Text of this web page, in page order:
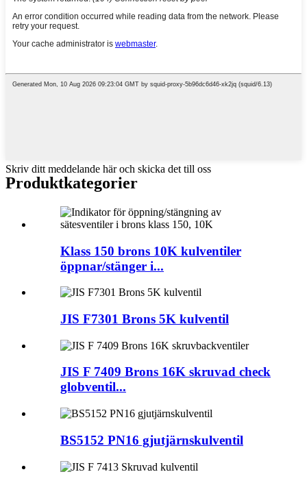
Skriv ditt meddelande här och skicka det till oss
Produktkategorier
Klass 150 brons 10K kulventiler
öppnar/stänger i...
JIS F7301 Brons 5K kulventil
JIS F 7409 Brons 16K skruvad check
globventil...
BS5152 PN16 gjutjärnskulventil